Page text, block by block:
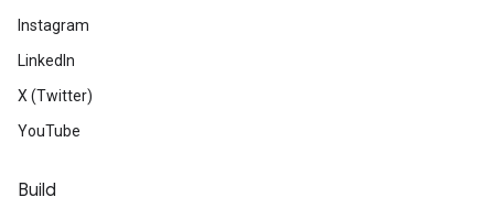
Instagram
LinkedIn
X (Twitter)
YouTube
Build